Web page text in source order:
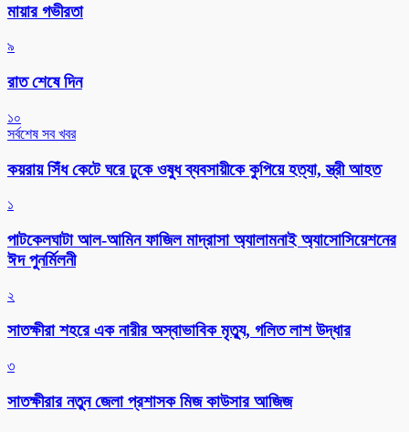
মায়ার গভীরতা
৯
রাত শেষে দিন
১০
সর্বশেষ সব খবর
কয়রায় সিঁধ কেটে ঘরে ঢুকে ওষুধ ব্যবসায়ীকে কুপিয়ে হত্যা, স্ত্রী আহত
১
পাটকেলঘাটা আল-আমিন ফাজিল মাদ্রাসা অ্যালামনাই অ্যাসোসিয়েশনের
ঈদ পুনর্মিলনী
২
সাতক্ষীরা শহরে এক নারীর অস্বাভাবিক মৃত্যু, গলিত লাশ উদ্ধার
৩
সাতক্ষীরার নতুন জেলা প্রশাসক মিজ কাউসার আজিজ